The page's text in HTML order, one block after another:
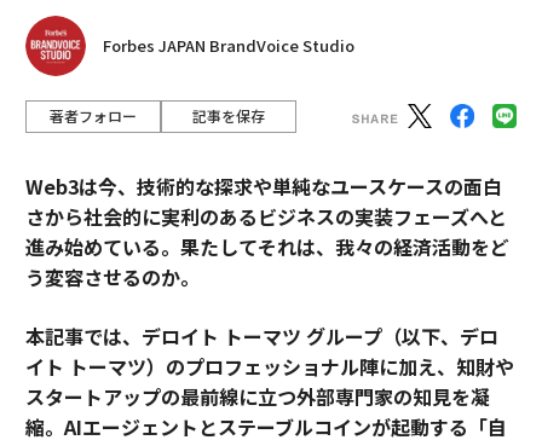
Forbes JAPAN BrandVoice Studio
著者フォロー 記事を保存
Web3は今、技術的な探求や単純なユースケースの面白
さから社会的に実利のあるビジネスの実装フェーズへと
進み始めている。果たしてそれは、我々の経済活動をど
う変容させるのか。
本記事では、デロイト トーマツ グループ（以下、デロ
イト トーマツ）のプロフェッショナル陣に加え、知財や
スタートアップの最前線に立つ外部専門家の知見を凝
縮。AIエージェントとステーブルコインが起動する「自